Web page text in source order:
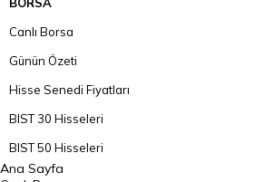
BORSA
Canlı Borsa
Günün Özeti
Hisse Senedi Fiyatları
BIST 30 Hisseleri
BIST 50 Hisseleri
BIST 100 Hisseleri
Ana Sayfa